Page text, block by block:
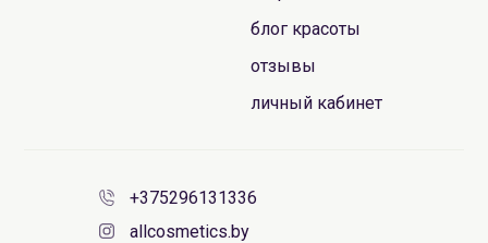
блог красоты
отзывы
личный кабинет
+375296131336
allcosmetics.by